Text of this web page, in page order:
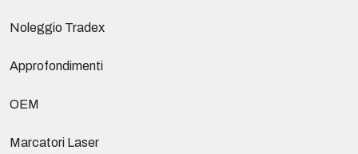
Noleggio Tradex
Approfondimenti
OEM
Marcatori Laser